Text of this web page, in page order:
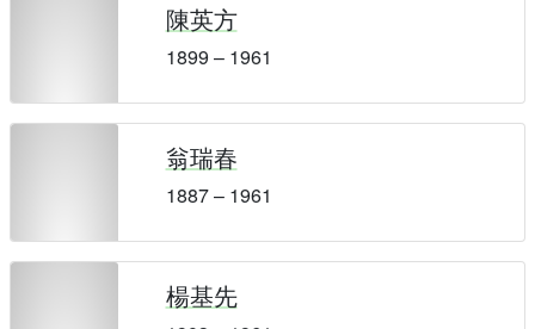
陳英方
1899 – 1961
翁瑞春
1887 – 1961
楊基先